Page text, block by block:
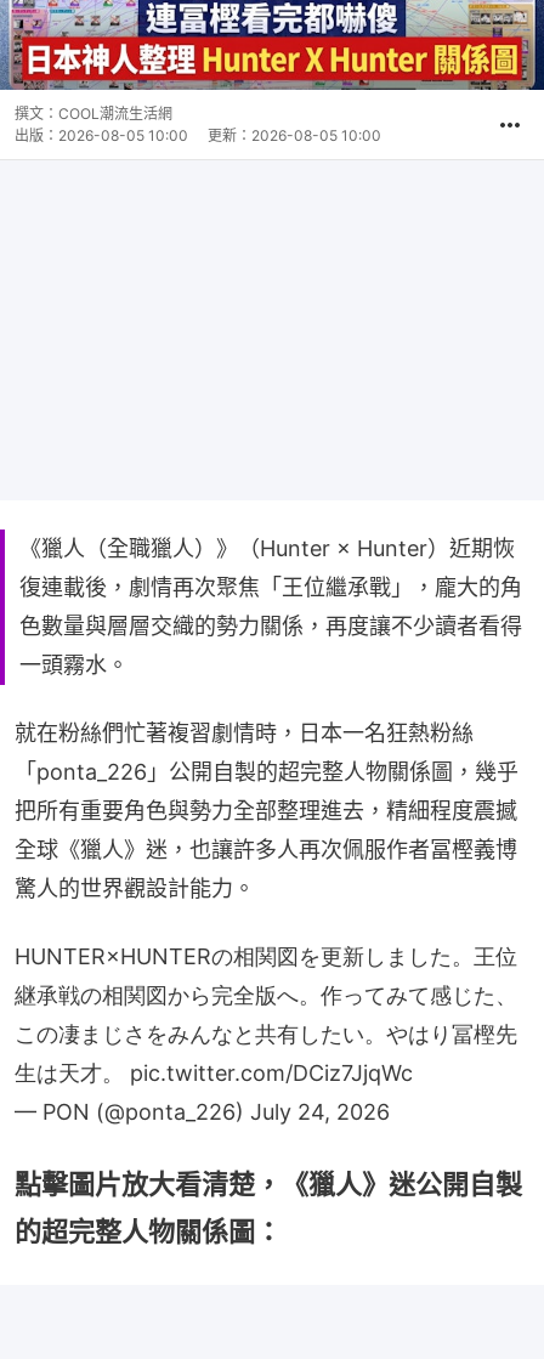
撰文： COOL潮流生活網
出版： 2026-08-05 10:00 更新： 2026-08-05 10:00
《獵人（全職獵人）》（Hunter × Hunter）近期恢
復連載後，劇情再次聚焦「王位繼承戰」，龐大的角
色數量與層層交織的勢力關係，再度讓不少讀者看得
一頭霧水。
就在粉絲們忙著複習劇情時，日本一名狂熱粉絲
「ponta_226」公開自製的超完整人物關係圖，幾乎
把所有重要角色與勢力全部整理進去，精細程度震撼
全球《獵人》迷，也讓許多人再次佩服作者冨樫義博
驚人的世界觀設計能力。
HUNTER×HUNTERの相関図を更新しました。王位
継承戦の相関図から完全版へ。作ってみて感じた、
この凄まじさをみんなと共有したい。やはり冨樫先
生は天才。 pic.twitter.com/DCiz7JjqWc
— PON (@ponta_226) July 24, 2026
點擊圖片放大看清楚，《獵人》迷公開自製
的超完整人物關係圖：